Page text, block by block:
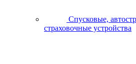
Спусковые,
страховочные устройства